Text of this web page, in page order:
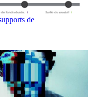
de